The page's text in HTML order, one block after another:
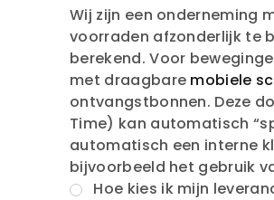
Wij zijn een onderneming
voorraden afzonderlijk te
berekend. Voor
met draagbare mobiele
ontvangstbonnen. Deze
Time) kan automatisch
automatisch een interne
bijvoorbeeld het gebruik
Hoe kies ik mijn